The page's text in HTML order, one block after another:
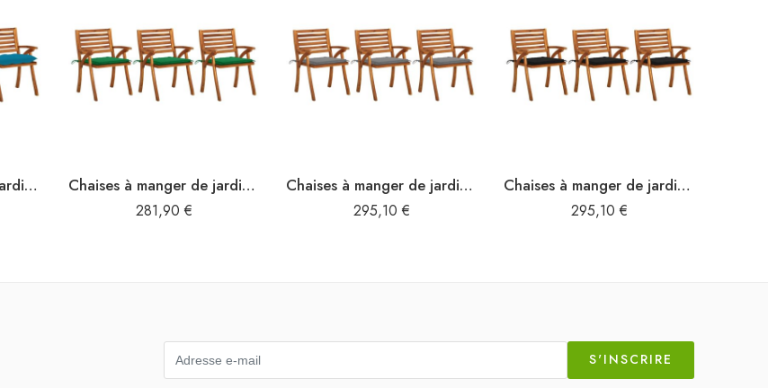
Chaises à manger de jardin avec coussins lot de 3 Acacia massif Chaises à manger de jardin avec coussins lot de 3 Acacia massif
281,90 €
Chaises à manger de jardin avec coussins lot de 3 Acacia massif
295,10 €
Chaises à manger de jardin avec coussins lot de 3 Acacia massif
295,10 €
S'INSCRIRE